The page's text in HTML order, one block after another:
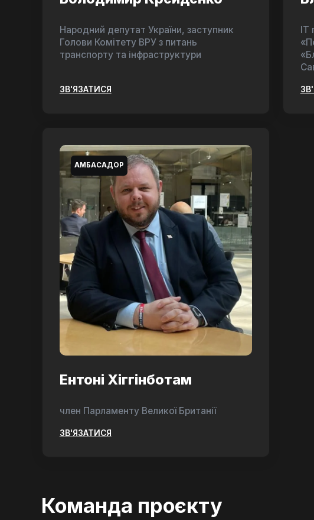
Народний депутат України, заступник
Голови Комітету ВРУ з питань
транспорту та інфраструктури
ЗВ'ЯЗАТИСЯ
ІТ
АМБАСАДОР
Ентоні Хіггінботам
член Парламенту Великої Британії
ЗВ'ЯЗАТИСЯ
Команда проєкту